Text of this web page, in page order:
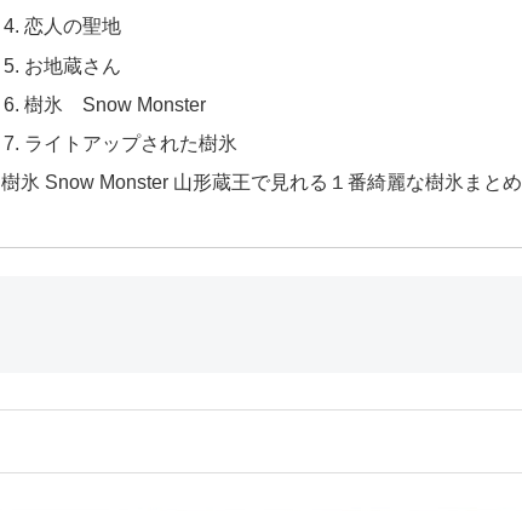
恋人の聖地
お地蔵さん
樹氷 Snow Monster
ライトアップされた樹氷
樹氷 Snow Monster 山形蔵王で見れる１番綺麗な樹氷まとめ